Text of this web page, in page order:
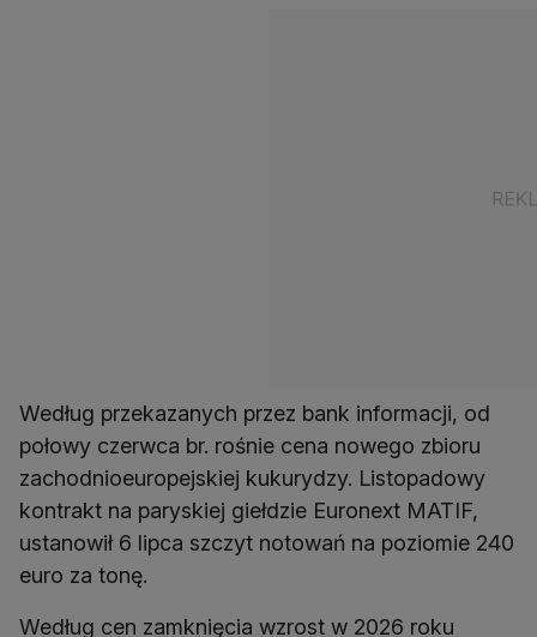
Według przekazanych przez bank informacji, od
połowy czerwca br. rośnie cena nowego zbioru
zachodnioeuropejskiej kukurydzy. Listopadowy
kontrakt na paryskiej giełdzie Euronext MATIF,
ustanowił 6 lipca szczyt notowań na poziomie 240
euro za tonę.
Według cen zamknięcia wzrost w 2026 roku